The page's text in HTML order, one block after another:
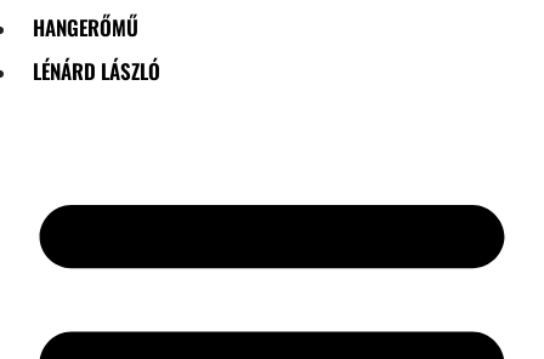
HANGERŐMŰ
LÉNÁRD LÁSZLÓ